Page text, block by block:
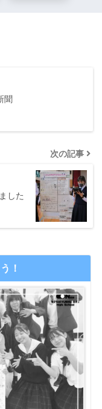
聞
次の記事
した
！